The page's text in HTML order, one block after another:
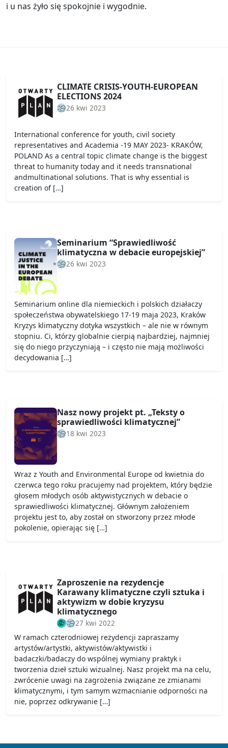
i u nas żyło się spokojnie i wygodnie.
CLIMATE CRISIS-YOUTH-EUROPEAN
ELECTIONS 2024
26 kwi 2023
International conference for youth, civil society
representatives and Academia -19 MAY 2023- KRAKÓW,
POLAND As a central topic climate change is the biggest
threat to humanity today and it needs transnational
andmultinational solutions. That is why essential is
creation of […]
Seminarium “Sprawiedliwość
klimatyczna w debacie europejskiej”
26 kwi 2023
Seminarium online dla niemieckich i polskich działaczy
społeczeństwa obywatelskiego 17-19 maja 2023, Kraków
Kryzys klimatyczny dotyka wszystkich – ale nie w równym
stopniu. Ci, którzy globalnie cierpią najbardziej, najmniej
się do niego przyczyniają – i często nie mają możliwości
decydowania […]
Nasz nowy projekt pt. „Teksty o
sprawiedliwości klimatycznej”
18 kwi 2023
Wraz z Youth and Environmental Europe od kwietnia do
czerwca tego roku pracujemy nad projektem, który będzie
głosem młodych osób aktywistycznych w debacie o
sprawiedliwości klimatycznej. Głównym założeniem
projektu jest to, aby został on stworzony przez młode
pokolenie, opierając się […]
Zaproszenie na rezydencje
Karawany klimatyczne czyli sztuka i
aktywizm w dobie kryzysu
klimatycznego
27 kwi 2022
W ramach czterodniowej rezydencji zapraszamy
artystów/artystki, aktywistów/aktywistki i
badaczki/badaczy do wspólnej wymiany praktyk i
tworzenia dzieł sztuki wizualnej. Nasz projekt ma na celu,
zwrócenie uwagi na zagrożenia związane ze zmianami
klimatycznymi, i tym samym wzmacnianie odporności na
nie, poprzez odkrywanie […]